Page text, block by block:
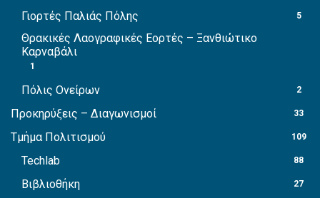
Γιορτές Παλιάς Πόλης 5
Θρακικές Λαογραφικές Εορτές – Ξανθιώτικο
Καρναβάλι
1
Πόλις Ονείρων 2
Προκηρύξεις – Διαγωνισμοί 33
Τμήμα Πολιτισμού 109
Techlab 88
Βιβλιοθήκη 27